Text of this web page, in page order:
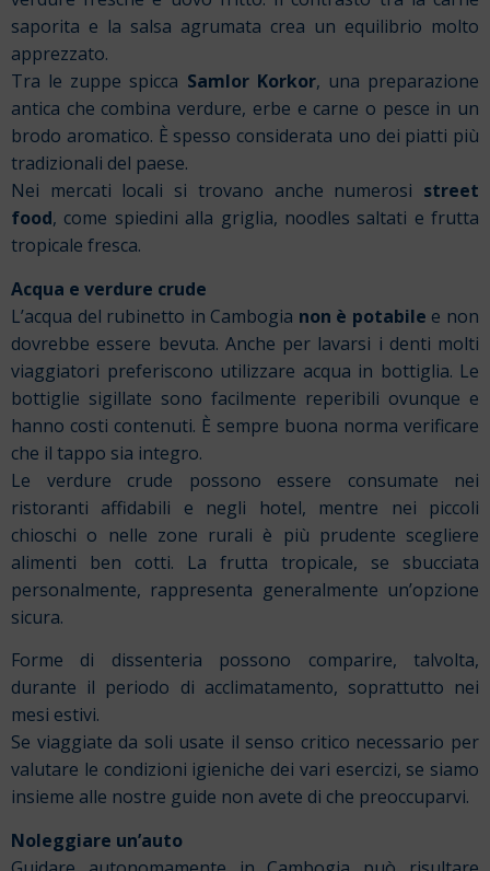
saporita e la salsa agrumata crea un equilibrio molto
apprezzato.
Tra le zuppe spicca Samlor Korkor, una preparazione
antica che combina verdure, erbe e carne o pesce in un
brodo aromatico. È spesso considerata uno dei piatti più
tradizionali del paese.
Nei mercati locali si trovano anche numerosi street
food, come spiedini alla griglia, noodles saltati e frutta
tropicale fresca.
Acqua e verdure crude
L’acqua del rubinetto in Cambogia non è potabile e non
dovrebbe essere bevuta. Anche per lavarsi i denti molti
viaggiatori preferiscono utilizzare acqua in bottiglia. Le
bottiglie sigillate sono facilmente reperibili ovunque e
hanno costi contenuti. È sempre buona norma verificare
che il tappo sia integro.
Le verdure crude possono essere consumate nei
ristoranti affidabili e negli hotel, mentre nei piccoli
chioschi o nelle zone rurali è più prudente scegliere
alimenti ben cotti. La frutta tropicale, se sbucciata
personalmente, rappresenta generalmente un’opzione
sicura.
Forme di dissenteria possono comparire, talvolta,
durante il periodo di acclimatamento, soprattutto nei
mesi estivi.
Se viaggiate da soli usate il senso critico necessario per
valutare le condizioni igieniche dei vari esercizi, se siamo
insieme alle nostre guide non avete di che preoccuparvi.
Noleggiare un’auto